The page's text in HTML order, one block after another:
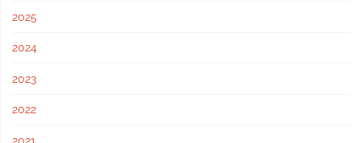
2025
2024
2023
2022